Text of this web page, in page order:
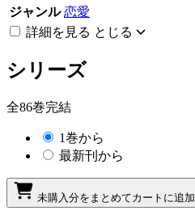
ジャンル 恋愛
詳細を見る とじる
シリーズ
全86巻完結
1巻から
最新刊から
未購入分をまとめてカートに追加